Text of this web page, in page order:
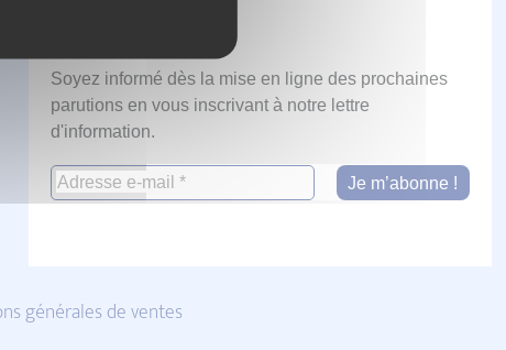
Soyez informé dès la mise en ligne des prochaines
parutions en vous inscrivant à notre lettre
d'information.
générales de ventes